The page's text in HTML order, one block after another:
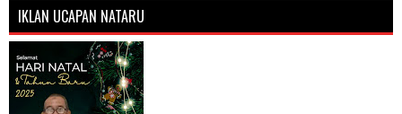
IKLAN UCAPAN NATARU